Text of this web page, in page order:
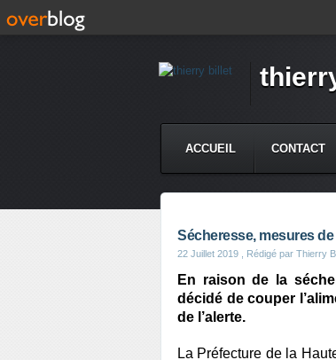
ACCUEIL CONTACT
Sécheresse, mesures
22 Juillet 2019 , Rédigé par Thierry
En raison de la
décidé de couper
de l’alerte.
La Préfecture de la